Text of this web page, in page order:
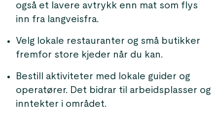
også et lavere avtrykk enn mat som flys
inn fra langveisfra.
Velg lokale restauranter og små butikker
fremfor store kjeder når du kan.
Bestill aktiviteter med lokale guider og
operatører. Det bidrar til arbeidsplasser og
inntekter i området.